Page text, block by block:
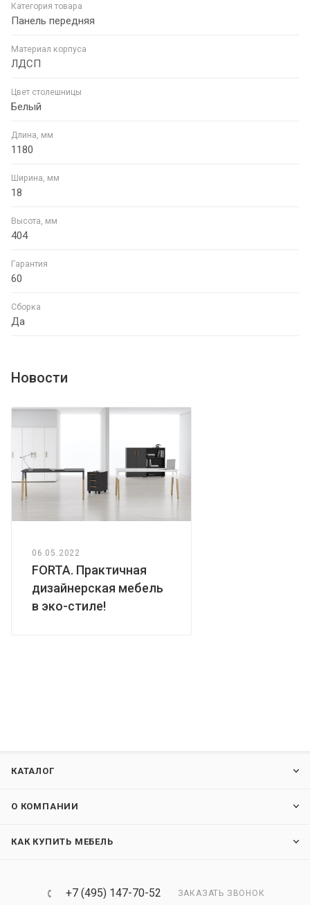
Категория товара
Панель передняя
Материал корпуса
ЛДСП
Цвет столешницы
Белый
Длина, мм
1180
Ширина, мм
18
Высота, мм
404
Гарантия
60
Сборка
Да
Новости
06.05.2022
FORTA. Практичная
дизайнерская мебель
в эко-стиле!
КАТАЛОГ
О КОМПАНИИ
КАК КУПИТЬ МЕБЕЛЬ
+7 (495) 147-70-52 ЗАКАЗАТЬ ЗВОНОК